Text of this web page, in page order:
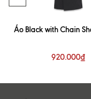
Áo Black with Chain
920.000₫